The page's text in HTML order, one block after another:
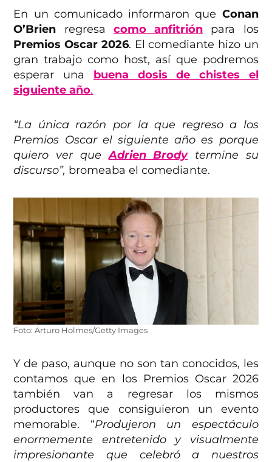
En un comunicado informaron que Conan
O’Brien regresa como anfitrión para los
Premios Oscar 2026. El comediante hizo un
gran trabajo como host, así que podremos
esperar una buena dosis de chistes el
siguiente año.
“La única razón por la que regreso a los
Premios Oscar el siguiente año es porque
quiero ver queAdrien Brodytermine su
discurso”, bromeaba el comediante.
Foto: Arturo Holmes/Getty Images
Y de paso, aunque no son tan conocidos, les
contamos que en los Premios Oscar 2026
también van a regresar los mismos
productores que consiguieron un evento
memorable. “Produjeron un espectáculo
enormemente entretenido y visualmente
impresionante que celebró a nuestros